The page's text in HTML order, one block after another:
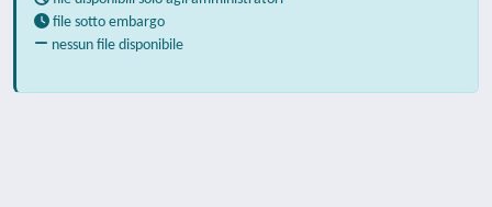
file sotto embargo
nessun file disponibile